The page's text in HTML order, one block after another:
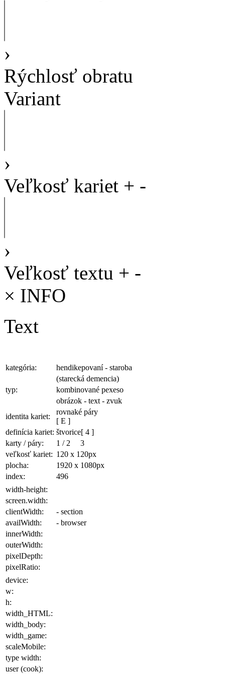
›
Rýchlosť obratu
Variant
›
Veľkosť kariet + -
›
Veľkosť textu + -
× INFO
Text
kategória:
hendikepovaní - staroba
(starecká demencia)
typ:
kombinované pexeso
obrázok - text - zvuk
identita kariet:
rovnaké páry
[ E ]
definícia kariet: štvorice[ 4 ]
karty / páry:
1 / 2
3
veľkosť kariet: 120 x 120px
plocha: 1920 x 1080px
index:
496
width-height:
screen.width:
clientWidth:
- section
availWidth:
- browser
innerWidth:
outerWidth:
pixelDepth:
pixelRatio:
device:
w:
h:
width_HTML:
width_body:
width_game:
scaleMobile:
type width:
user (cook):